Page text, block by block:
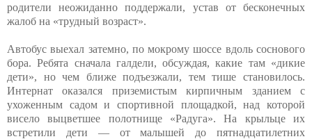
родители неожиданно поддержали, устав от бесконечных
жалоб на «трудный возраст».
Автобус выехал затемно, по мокрому шоссе вдоль соснового
бора. Ребята сначала галдели, обсуждая, какие там «дикие
дети», но чем ближе подъезжали, тем тише становилось.
Интернат оказался приземистым кирпичным зданием с
ухоженным садом и спортивной площадкой, над которой
висело выцветшее полотнище «Радуга». На крыльце их
встретили дети — от малышей до пятнадцатилетних